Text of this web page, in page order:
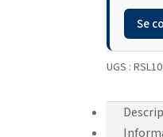
Se
UGS :